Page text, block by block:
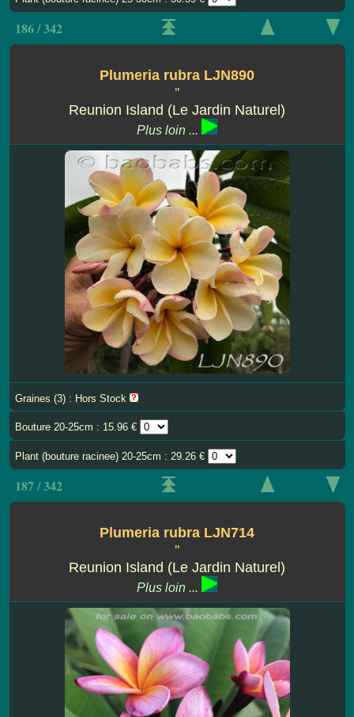
186 / 342
Plumeria rubra LJN890
''
Reunion Island (Le Jardin Naturel)
Plus loin ...
Graines (3) : Hors Stock
Bouture 20-25cm : 15.96 €
Plant (bouture racinee) 20-25cm : 29.26 €
187 / 342
Plumeria rubra LJN714
''
Reunion Island (Le Jardin Naturel)
Plus loin ...